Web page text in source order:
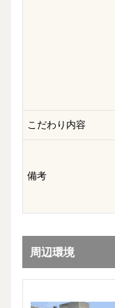
こだわり内容
備考
周辺環境